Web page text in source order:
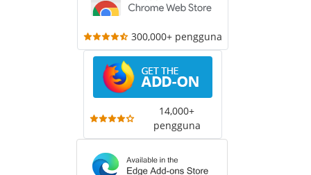
300,000+ pengguna
14,000+
pengguna